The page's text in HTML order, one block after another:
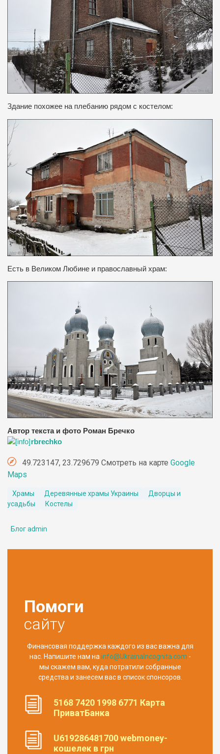
Здание похожее на плебанию рядом с костелом:
Есть в Великом Любине и православный храм:
Автор текста и фото Роман Бречко
rbrechko
49.723147, 23.729679 Смотреть на карте Google
Maps
Храмы Деревянные храмы Украины
Дворцы и
усадьбы
Костелы
Блог admin
Помоги
сайту
Финансовая поддержка каждого из вас важна для
нас. Напишите нам на info@UkrainaIncognita.com -
мы скажем вам, куда потратили собранные
средства и занесем вас в список спонсоров.
5168 7420 1998 6771 Карта
ПриватБанка
U619286481700 webmoney-
кошелек в грн